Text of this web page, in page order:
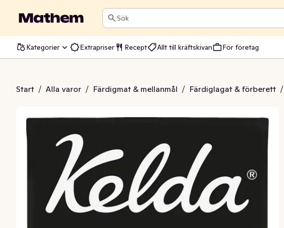
Sök
Kategorier Extrapriser Recept Allt till kräftskivan För företag
Start / Alla varor / Färdigmat & mellanmål / Färdiglagat & förberett /